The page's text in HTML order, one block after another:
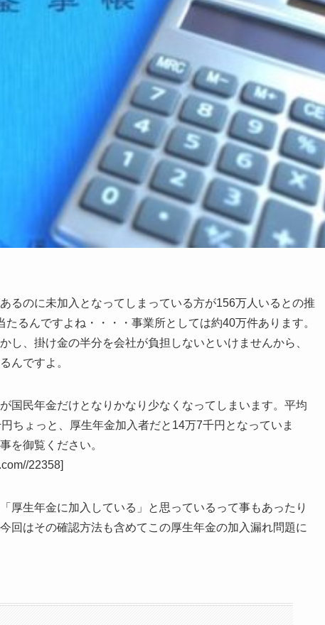
るのに未加入となってしまっている方が156万人いるとの推
るんですよね・・・・事業所としては約40万件あります。
し、掛け金の半分を会社が負担しないといけませんから、
んですよ。
国民年金だけとなりかなり少なくなってしまいます。平均
ちょっと、厚生年金加入者だと14万7千円となっていま
を御覧ください。
22358]
厚生年金に加入している」と思っているって事もあったり
回はその確認方法も含めてこの厚生年金の加入漏れ問題に